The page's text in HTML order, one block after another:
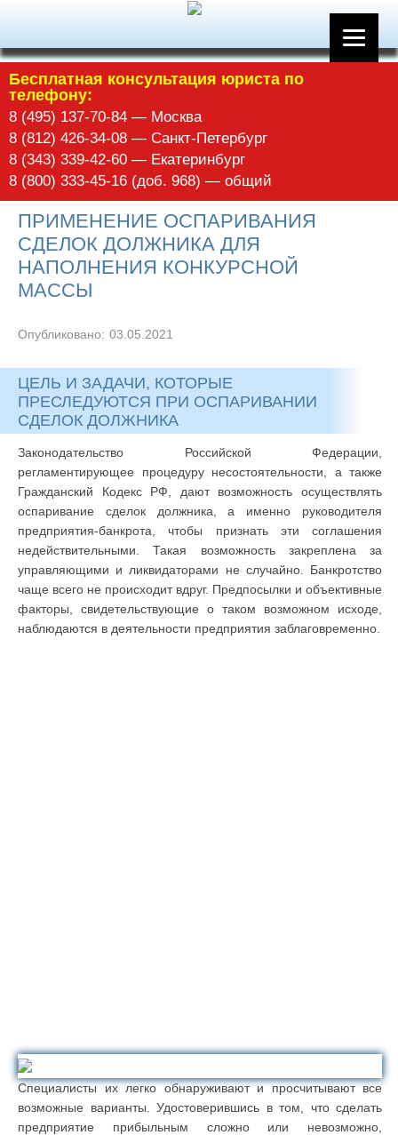
Бесплатная консультация юриста по
телефону:
8 (495) 137-70-84 — Москва
8 (812) 426-34-08 — Санкт-Петербург
8 (343) 339-42-60 — Екатеринбург
8 (800) 333-45-16 (доб. 968) — общий
ПРИМЕНЕНИЕ ОСПАРИВАНИЯ
СДЕЛОК ДОЛЖНИКА ДЛЯ
НАПОЛНЕНИЯ КОНКУРСНОЙ
МАССЫ
Опубликовано: 03.05.2021
ЦЕЛЬ И ЗАДАЧИ, КОТОРЫЕ
ПРЕСЛЕДУЮТСЯ ПРИ ОСПАРИВАНИИ
СДЕЛОК ДОЛЖНИКА
Законодательство Российской Федерации,
регламентирующее процедуру несостоятельности, а также
Гражданский Кодекс РФ, дают возможность осуществлять
оспаривание сделок должника, а именно руководителя
предприятия-банкрота, чтобы признать эти соглашения
недействительными. Такая возможность закреплена за
управляющими и ликвидаторами не случайно. Банкротство
чаще всего не происходит вдруг. Предпосылки и объективные
факторы, свидетельствующие о таком возможном исходе,
наблюдаются в деятельности предприятия заблаговременно.
Специалисты их легко обнаруживают и просчитывают все
возможные варианты. Удостоверившись в том, что сделать
предприятие прибыльным сложно или невозможно,